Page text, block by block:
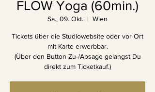
FLOW Yoga (60min.)
Sa., 09. Okt.
  |
Wien
Tickets über die Studiowebsite oder vor Ort
mit Karte erwerbbar.
(Über den Button Zu-/Absage gelangst Du
direkt zum Ticketkauf.)